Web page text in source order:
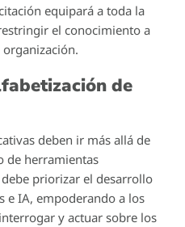
equipará a toda la
el conocimiento a
de
deben ir más allá de
de herramientas
priorizar el desarrollo
e IA, empoderando a los
y actuar sobre los